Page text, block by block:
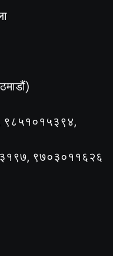
९८५१०१५३९४,
९७०३०११६२६